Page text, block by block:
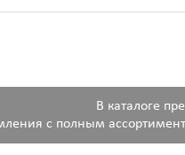
В каталоге
с полным